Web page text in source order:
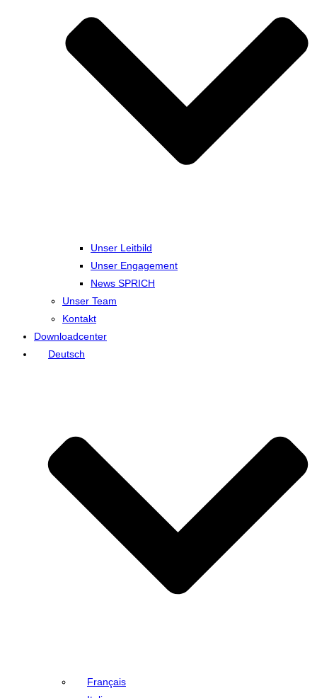
Unser Leitbild
Unser Engagement
News SPRICH
Unser Team
Kontakt
Downloadcenter
Deutsch
Français